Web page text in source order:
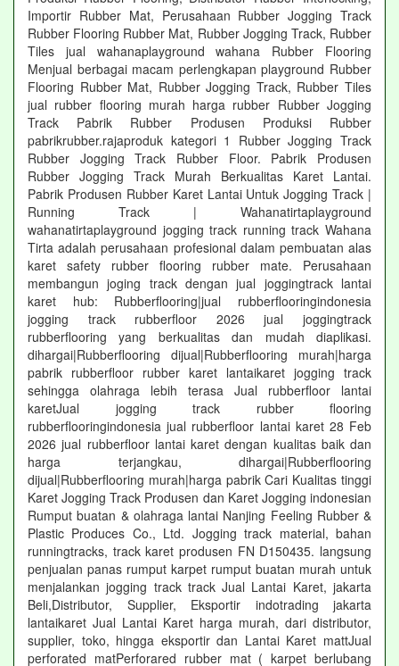
Importir Rubber Mat, Perusahaan Rubber Jogging Track
Rubber Flooring Rubber Mat, Rubber Jogging Track, Rubber
Tiles jual wahanaplayground wahana Rubber Flooring
Menjual berbagai macam perlengkapan playground Rubber
Flooring Rubber Mat, Rubber Jogging Track, Rubber Tiles
jual rubber flooring murah harga rubber Rubber Jogging
Track Pabrik Rubber Produsen Produksi Rubber
pabrikrubber.rajaproduk kategori 1 Rubber Jogging Track
Rubber Jogging Track Rubber Floor. Pabrik Produsen
Rubber Jogging Track Murah Berkualitas Karet Lantai.
Pabrik Produsen Rubber Karet Lantai Untuk Jogging Track |
Running Track | Wahanatirtaplayground
wahanatirtaplayground jogging track running track Wahana
Tirta adalah perusahaan profesional dalam pembuatan alas
karet safety rubber flooring rubber mate. Perusahaan
membangun joging track dengan jual joggingtrack lantai
karet hub: Rubberflooring|jual rubberflooringindonesia
jogging track rubberfloor 2026 jual joggingtrack
rubberflooring yang berkualitas dan mudah diaplikasi.
dihargai|Rubberflooring dijual|Rubberflooring murah|harga
pabrik rubberfloor rubber karet lantaikaret jogging track
sehingga olahraga lebih terasa Jual rubberfloor lantai
karetJual jogging track rubber flooring
rubberflooringindonesia jual rubberfloor lantai karet 28 Feb
2026 jual rubberfloor lantai karet dengan kualitas baik dan
harga terjangkau, dihargai|Rubberflooring
dijual|Rubberflooring murah|harga pabrik Cari Kualitas tinggi
Karet Jogging Track Produsen dan Karet Jogging indonesian
Rumput buatan & olahraga lantai Nanjing Feeling Rubber &
Plastic Produces Co., Ltd. Jogging track material, bahan
runningtracks, track karet produsen FN D150435. langsung
penjualan panas rumput karpet rumput buatan murah untuk
menjalankan jogging track track Jual Lantai Karet, jakarta
Beli,Distributor, Supplier, Eksportir indotrading jakarta
lantaikaret Jual Lantai Karet harga murah, dari distributor,
supplier, toko, hingga eksportir dan Lantai Karet mattJual
perforated matPerforared rubber mat ( karpet berlubang